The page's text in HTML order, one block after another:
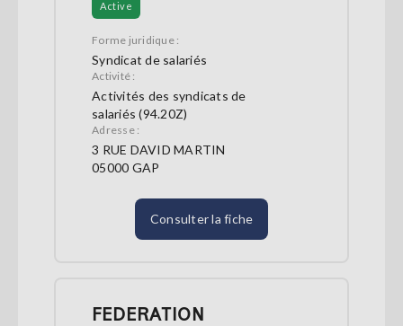
Active
Forme juridique :
Syndicat de salariés
Activité :
Activités des syndicats de
salariés (94.20Z)
Adresse :
3 RUE DAVID MARTIN
05000 GAP
Consulter la fiche
FEDERATION